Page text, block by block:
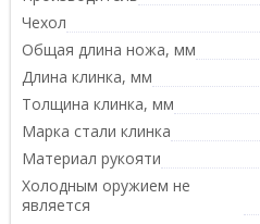
Чехол
Общая длина ножа, мм
Длина клинка, мм
Толщина клинка, мм
Марка стали клинка
Материал рукояти
Холодным оружием не
является